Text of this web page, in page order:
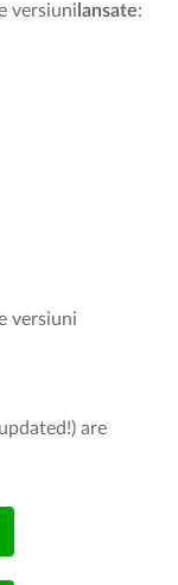
versiuni lansate:
versiuni
are